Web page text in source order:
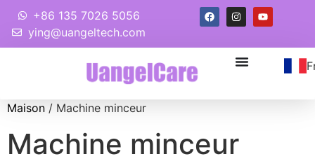
+86 135 7026 5056
ying@uangeltech.com
Maison / Machine minceur
Machine minceur